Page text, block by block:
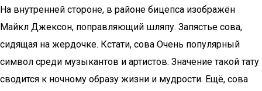
На внутренней стороне, в районе бицепса изображён
Майкл Джексон, поправляющий шляпу. Запястье сова,
сидящая на жердочке. Кстати, сова Очень популярный
символ среди музыкантов и артистов. Значение такой тату
сводится к ночному образу жизни и мудрости. Ещё, сова